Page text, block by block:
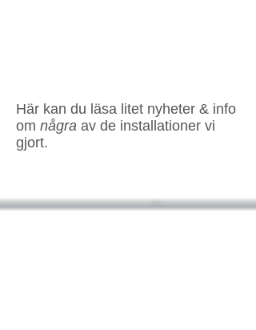
Här kan du läsa litet nyheter & info
om några av de installationer vi
gjort.